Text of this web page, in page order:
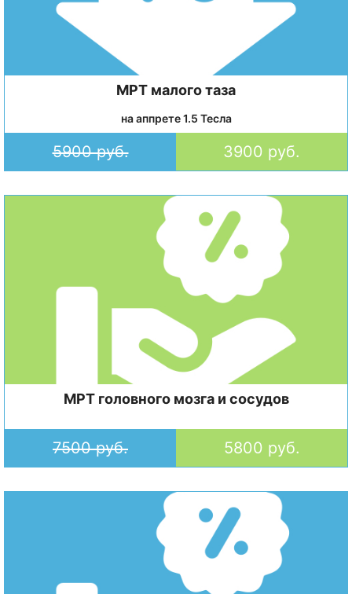
МРТ малого таза
на аппрете 1.5 Тесла
5900 руб. 3900 руб.
МРТ головного мозга и сосудов
7500 руб. 5800 руб.